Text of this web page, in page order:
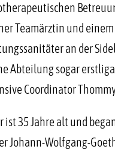
Teamärztin und einem
an der
Abteilung sogar
Coordinator
ist 35 Jahre alt und
Johann-Wolfgang-